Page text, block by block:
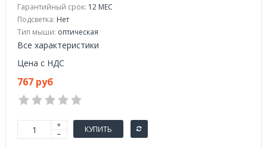
Гарантийный срок: 12 МЕС
Подсветка: Нет
Тип мыши: оптическая
Все характеристики
Цена с НДС
767 руб
КУПИТЬ